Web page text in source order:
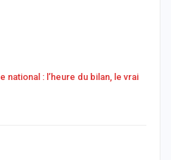
national : l’heure du bilan, le vrai